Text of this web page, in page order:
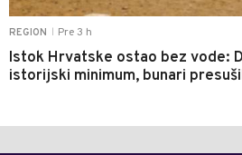
REGION Pre 3 h
Istok Hrvatske ostao bez vode:
istorijski minimum, bunari